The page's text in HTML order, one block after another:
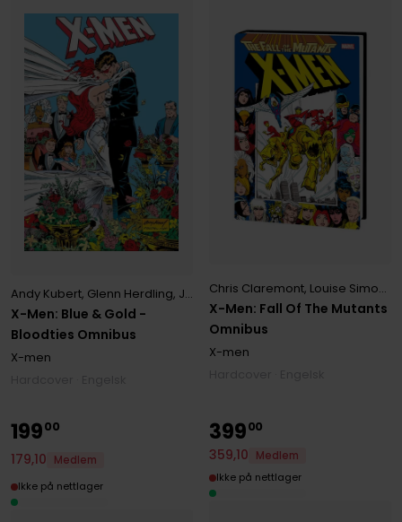
X-Men: Blue & Gold -
Bloodties Omnibus
Andy Kubert, Glenn Herdling, Joe Madureira ,John Romita, Scott
X-men
X-Men: Fall Of The Mutants
Omnibus
Chris Claremont, Louise Simonson
X-men
19900
179,10
Medlem
Ikke på nettlager
39900
359,10
Medlem
Ikke på nettlager